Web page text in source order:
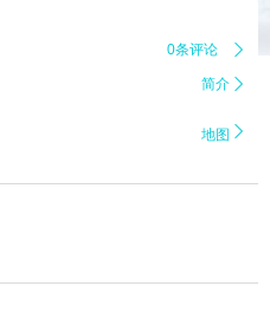
0条评论 
简介 
地图 